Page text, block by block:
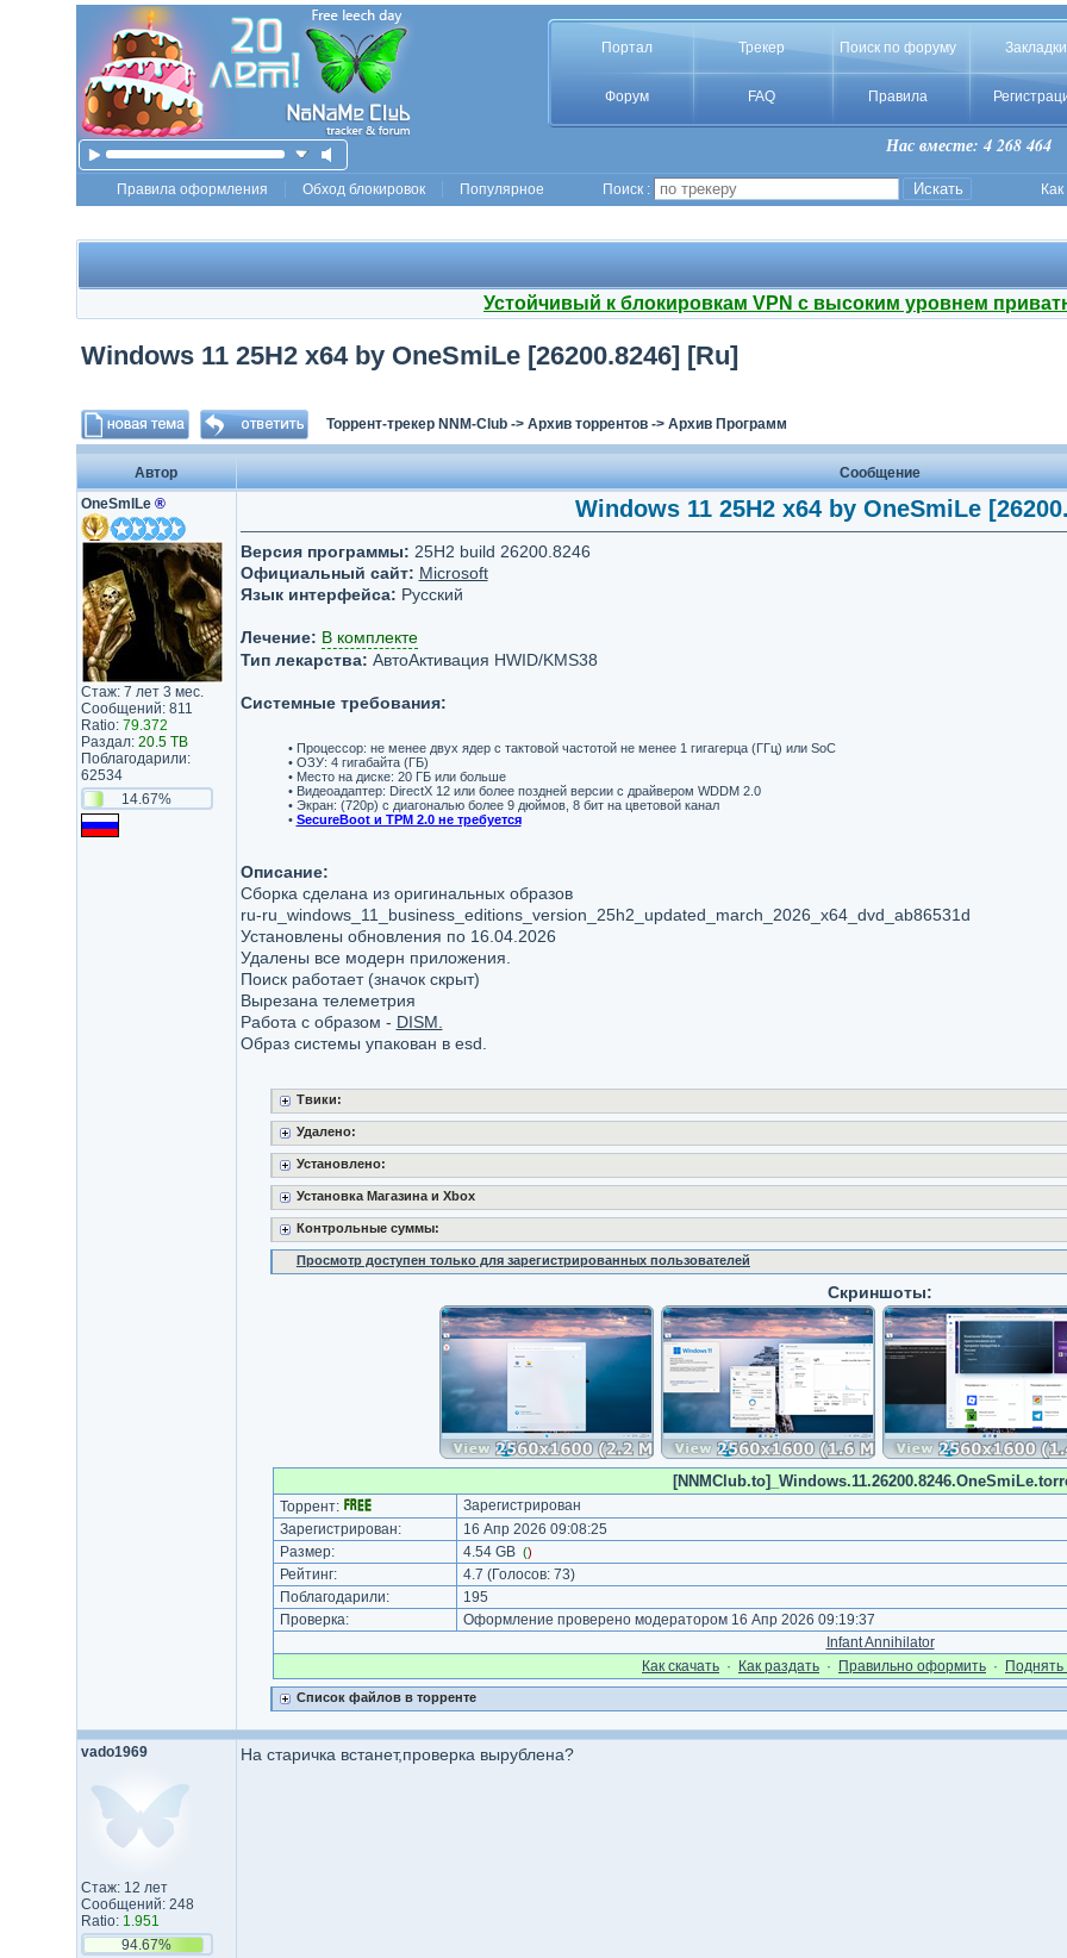
Портал Трекер Поиск по форуму Закладки
Форум FAQ Правила
Нас вместе: 4 268 464
Правила оформления Обход блокировок Популярное Поиск :
Устойчивый к блокировкам VPN с высоким уровнем
Windows 11 25H2 x64 by OneSmiLe [26200.8246] [Ru]
Торрент-трекер NNM-Club-> Архив торрентов-> Архив Программ
Автор
Сообщение
OneSmlLe ®
Стаж: 7 лет 3 мес.
Сообщений: 811
Ratio: 79.372
Раздал: 20.5 TB
Поблагодарили:
62534
14.67%
Windows 11 25H2 x64 by OneSmiLe
Версия программы: 25H2 build 26200.8246
Официальный сайт: Microsoft
Язык интерфейса: Русский
Лечение: В комплекте
Тип лекарства: АвтоАктивация HWID/KMS38
Системные требования:
• Процессор: не менее двух ядер с тактовой частотой не менее 1 гигагерца (ГГц) или SoC
• ОЗУ: 4 гигабайта (ГБ)
• Место на диске: 20 ГБ или больше
• Видеоадаптер: DirectX 12 или более поздней версии с драйвером WDDM 2.0
• Экран: (720p) с диагональю более 9 дюймов, 8 бит на цветовой канал
• SecureBoot и TPM 2.0 не требуется
Описание:
Сборка сделана из оригинальных образов
ru-ru_windows_11_business_editions_version_25h2_updated_march_2026_x64_dvd_ab86531d
Установлены обновления по 16.04.2026
Удалены все модерн приложения.
Поиск работает (значок скрыт)
Вырезана телеметрия
Работа с образом - DISM.
Образ системы упакован в esd.
Твики:
Удалено:
Установлено:
Установка Магазина и Xbox
Контрольные суммы:
Просмотр доступен только для зарегистрированных пользователей
Скриншоты:
Торрент:
Зарегистрирован
Зарегистрирован:
16 Апр 2026 09:08:25
Размер:
4.54 GB ()
Рейтинг: 4.7 (Голосов: 73)
Поблагодарили:
195
Проверка:
Оформление проверено модератором 16 Апр 2026 09:19:37
Infant Annihilator
Как cкачать · Как раздать · Правильно оформить · Поднять
Список файлов в торренте
vado1969
Стаж: 12 лет
Сообщений: 248
Ratio: 1.951
94.67%
На старичка встанет,проверка вырублена?